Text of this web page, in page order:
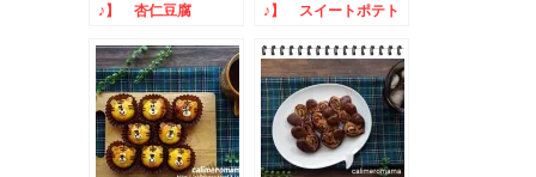
♪】 杏仁豆腐
♪】 スイートポテト